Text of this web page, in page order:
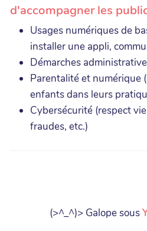
d'accompagner les
Usages numériques de
installer une appli,
Démarches
Parentalité et numérique
enfants dans leurs
Cybersécurité (respect
fraudes, etc.)
(>^_^)> Galope sous